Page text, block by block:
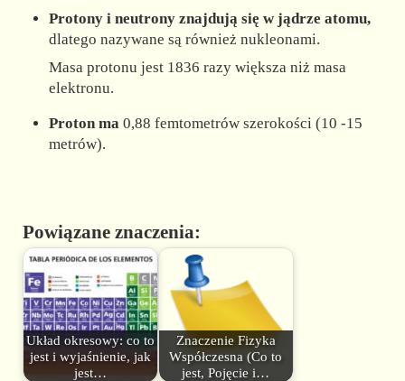
Protony i neutrony znajdują się w jądrze atomu,
dlatego nazywane są również nukleonami.
Masa protonu jest 1836 razy większa niż masa
elektronu.
Proton ma 0,88 femtometrów szerokości (10 -15
metrów).
Powiązane znaczenia:
Układ okresowy: co to
jest i wyjaśnienie, jak
jest…
Znaczenie Fizyka
Współczesna (Co to
jest, Pojęcie i…